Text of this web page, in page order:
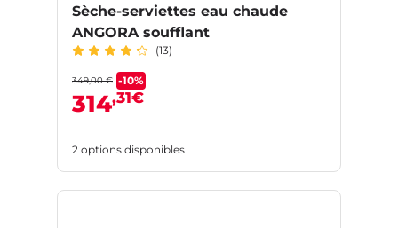
Sèche-serviettes eau chaude
ANGORA soufflant
(13)
349,00 € -10%
314,31€
2 options disponibles